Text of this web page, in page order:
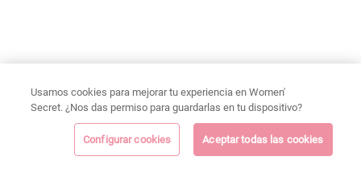
Usamos cookies para mejorar tu experiencia en Women'
Secret. ¿Nos das permiso para guardarlas en tu dispositivo?
Configurar cookies Aceptar todas las cookies